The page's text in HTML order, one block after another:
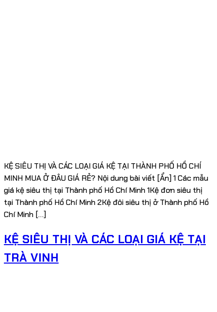
KỆ SIÊU THỊ VÀ CÁC LOẠI GIÁ KỆ TẠI THÀNH PHỐ HỒ CHÍ
MINH MUA Ở ĐÂU GIÁ RẺ? Nội dung bài viết [Ẩn] 1 Các mẫu
giá kệ siêu thị tại Thành phố Hồ Chí Minh 1Kệ đơn siêu thị
tại Thành phố Hồ Chí Minh 2Kệ đôi siêu thị ở Thành phố Hồ
Chí Minh […]
KỆ SIÊU THỊ VÀ CÁC LOẠI GIÁ KỆ TẠI
TRÀ VINH